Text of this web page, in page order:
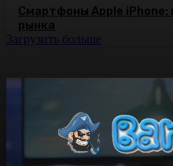
Смартфоны Apple
рынка
Загрузить больше